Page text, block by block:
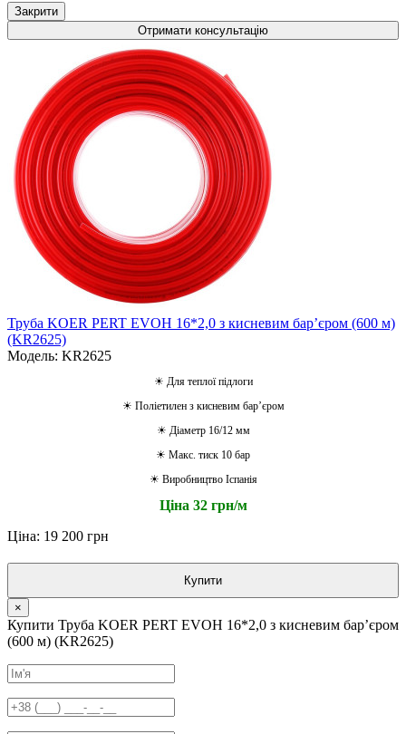
Закрити
Отримати консультацію
Труба KOER PERT EVOH 16*2,0 з кисневим барʼєром (600 м)
(KR2625)
Модель: KR2625
☀ Для теплої підлоги
☀ Поліетилен з кисневим барʼєром
☀ Діаметр 16/12 мм
☀ Макс. тиск 10 бар
☀ Виробництво Іспанія
Ціна 32 грн/м
Ціна: 19 200 грн
Купити
×
Купити Труба KOER PERT EVOH 16*2,0 з кисневим барʼєром
(600 м) (KR2625)